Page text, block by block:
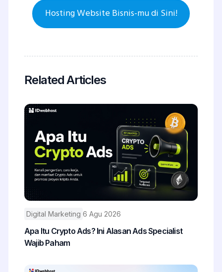
Hosting Website Bisnis-mu di Sini!
Related Articles
Digital Marketing 6 Agu 2026
Apa Itu Crypto Ads? Ini Alasan Ads Specialist
Wajib Paham